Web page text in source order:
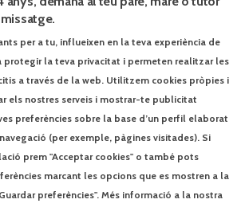
Condicions d'ús
per a tu, influeixen en la teva experiència de
protegir la teva privacitat i permeten realitzar les
a través de la web. Utilitzem cookies pròpies i
els nostres serveis i mostrar-te publicitat
preferències sobre la base d’un perfil elaborat
(per exemple, pàgines visitades). Si
prem "Acceptar cookies" o també pots
marcant les opcions que es mostren a la
preferències". Més informació a la nostra